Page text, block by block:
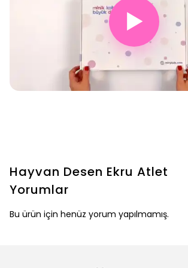
▶
Hayvan Desen Ekru Atlet
Yorumlar
Bu ürün için henüz yorum yapılmamış.